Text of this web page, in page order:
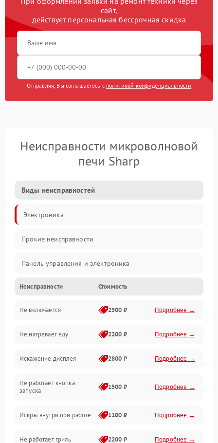
сайт,
действует персональная бессрочная скидка
Отправляя, Вы соглашаетесь с политикой конфиденциальности
Неисправности микроволновой
печи Sharp
Виды неисправностей
Электроника
Прочие неисправности
Панель управления и электроника
Дверца и корпус
Механика и внутренние элементы
Механические повреждения
Питание и запуск
Нагрев и приготовление
Программное обеспечение
Неисправности Стоимость
Не включается 2500 ₽ Подробнее →
Не нагревает еду 2200 ₽ Подробнее →
Искажение дисплея 2800 ₽ Подробнее →
Не работает кнопка
запуска
1500 ₽ Подробнее →
Искры внутри при работе 1100 ₽ Подробнее →
Не работает гриль 2200 ₽ Подробнее →